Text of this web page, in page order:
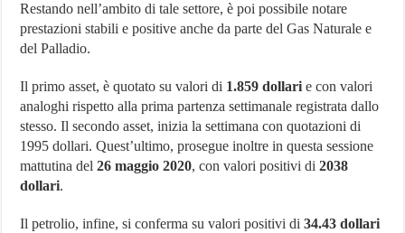
Restando nell’ambito di tale settore, è poi possibile notare
prestazioni stabili e positive anche da parte del Gas Naturale e
del Palladio.
Il primo asset, è quotato su valori di 1.859 dollari e con valori
analoghi rispetto alla prima partenza settimanale registrata dallo
stesso. Il secondo asset, inizia la settimana con quotazioni di
1995 dollari. Quest’ultimo, prosegue inoltre in questa sessione
mattutina del26 maggio 2020, con valori positivi di2038
dollari.
Il petrolio, infine, si conferma su valori positivi di34.43 dollari